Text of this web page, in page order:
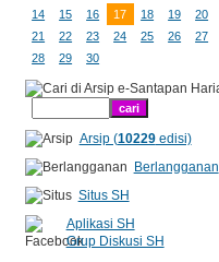
14
15 16 17 18 19
20
21
22 23 24 25 26
27
28
29 30
Arsip (10229edisi)
Berlangganan
Situs SH
Aplikasi SH
Grup Diskusi SH